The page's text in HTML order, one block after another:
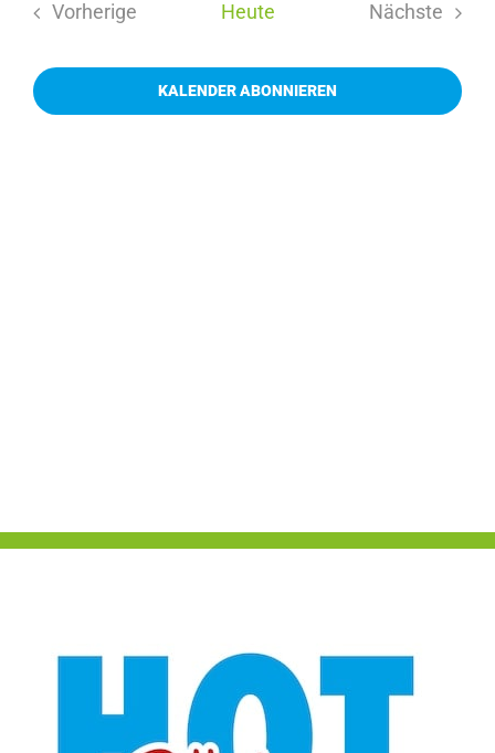
und
Vorherige
Heute
Nächste
KALENDER ABONNIEREN